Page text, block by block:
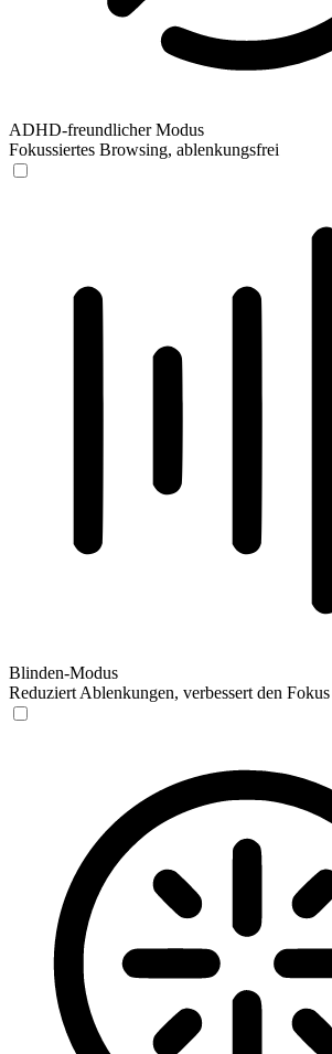
ADHD-freundlicher Modus
Fokussiertes Browsing, ablenkungsfrei
Blinden-Modus
Reduziert Ablenkungen, verbessert den Fokus